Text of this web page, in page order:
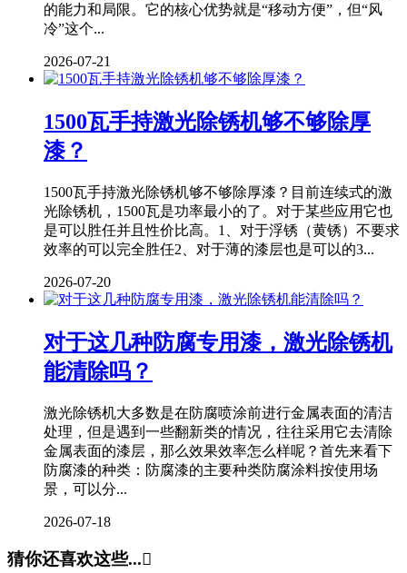
的能力和局限。它的核心优势就是“移动方便”，但“风
冷”这个...
2026-07-21
1500瓦手持激光除锈机够不够除厚
漆？
1500瓦手持激光除锈机够不够除厚漆？目前连续式的激
光除锈机，1500瓦是功率最小的了。对于某些应用它也
是可以胜任并且性价比高。1、对于浮锈（黄锈）不要求
效率的可以完全胜任2、对于薄的漆层也是可以的3...
2026-07-20
对于这几种防腐专用漆，激光除锈机
能清除吗？
激光除锈机大多数是在防腐喷涂前进行金属表面的清洁
处理，但是遇到一些翻新类的情况，往往采用它去清除
金属表面的漆层，那么效果效率怎么样呢？首先来看下
防腐漆的种类：防腐漆的主要种类防腐涂料按使用场
景，可以分...
2026-07-18
猜你还喜欢这些...